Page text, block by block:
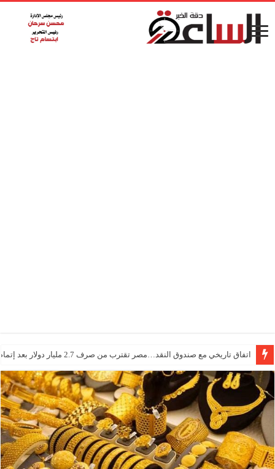
اتفاق تاريخي مع صندوق النقد…مصر تقترب من صرف 2.7 مليار دولار بعد إتمام المراجعتين